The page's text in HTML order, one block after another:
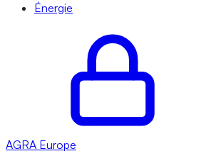
Énergie
AGRA Europe